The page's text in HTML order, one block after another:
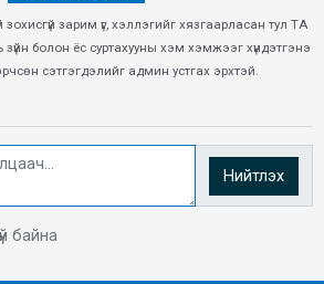
зарим үг, хэллэгийг хязгаарласан тул ТА
зүйн болон ёс суртахууны хэм хэмжээг хүндэтгэнэ
сэтгэгдэлийг админ устгах эрхтэй.
Нийтлэх
байна